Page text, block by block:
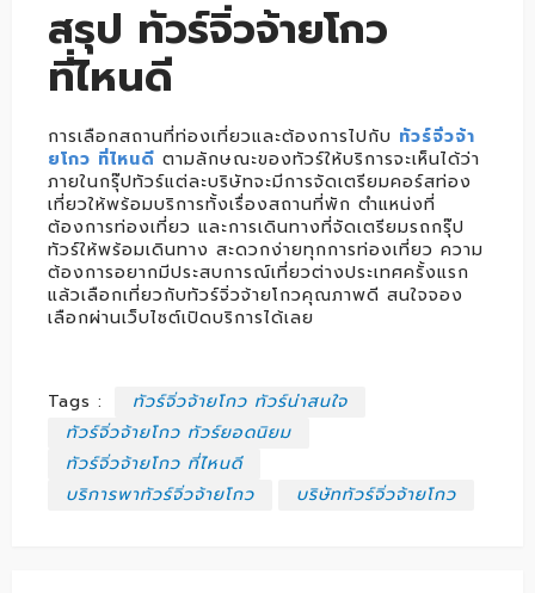
สรุป ทัวร์จิ่วจ้ายโกว
ที่ไหนดี
การเลือกสถานที่ท่องเที่ยวและต้องการไปกับ ทัวร์จิ่วจ้า
ยโกว ที่ไหนดี ตามลักษณะของทัวร์ให้บริการจะเห็นได้ว่า
ภายในกรุ๊ปทัวร์แต่ละบริษัทจะมีการจัดเตรียมคอร์สท่อง
เที่ยวให้พร้อมบริการทั้งเรื่องสถานที่พัก ตำแหน่งที่
ต้องการท่องเที่ยว และการเดินทางที่จัดเตรียมรถกรุ๊ป
ทัวร์ให้พร้อมเดินทาง สะดวกง่ายทุกการท่องเที่ยว ความ
ต้องการอยากมีประสบการณ์เที่ยวต่างประเทศครั้งแรก
แล้วเลือกเที่ยวกับทัวร์จิ่วจ้ายโกวคุณภาพดี สนใจจอง
เลือกผ่านเว็บไซต์เปิดบริการได้เลย
Tags :
ทัวร์จิ่วจ้ายโกว ทัวร์น่าสนใจ
ทัวร์จิ่วจ้ายโกว ทัวร์ยอดนิยม
ทัวร์จิ่วจ้ายโกว ที่ไหนดี
บริการพาทัวร์จิ่วจ้ายโกว
บริษัททัวร์จิ่วจ้ายโกว